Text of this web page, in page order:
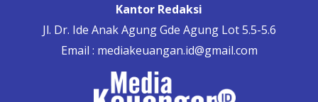
Kantor Redaksi
Jl. Dr. Ide Anak Agung Gde Agung Lot 5.5-5.6
Email : mediakeuangan.id@gmail.com